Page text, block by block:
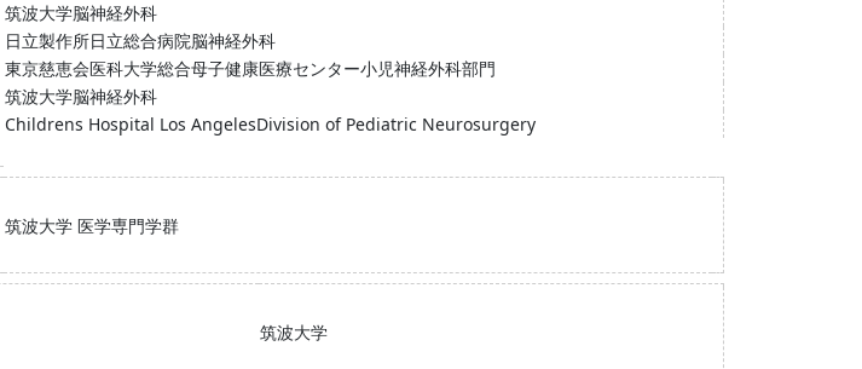
筑波大学脳神経外科
日立製作所日立総合病院脳神経外科
東京慈恵会医科大学総合母子健康医療センター小児神経外科部門
筑波大学脳神経外科
Childrens Hospital Los AngelesDivision of Pediatric Neurosurgery
筑波大学 医学専門学群
筑波大学